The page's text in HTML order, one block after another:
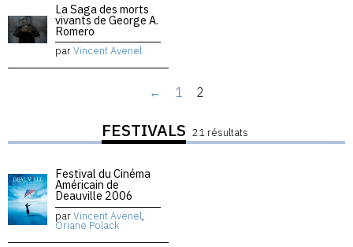
La Saga des morts
vivants de George A.
Romero
parVincent Avenel
← 1 2
FESTIVALS 21 résultats
Festival du Cinéma
Américain de
Deauville 2006
parVincent Avenel,
Oriane Polack